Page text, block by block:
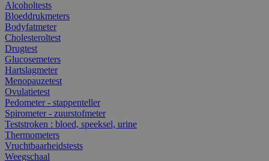
Alcoholtests
Bloeddrukmeters
Bodyfatmeter
Cholesteroltest
Drugtest
Glucosemeters
Hartslagmeter
Menopauzetest
Ovulatietest
Pedometer - stappenteller
Spirometer - zuurstofmeter
Teststroken : bloed, speeksel, urine
Thermometers
Vruchtbaarheidstests
Weegschaal